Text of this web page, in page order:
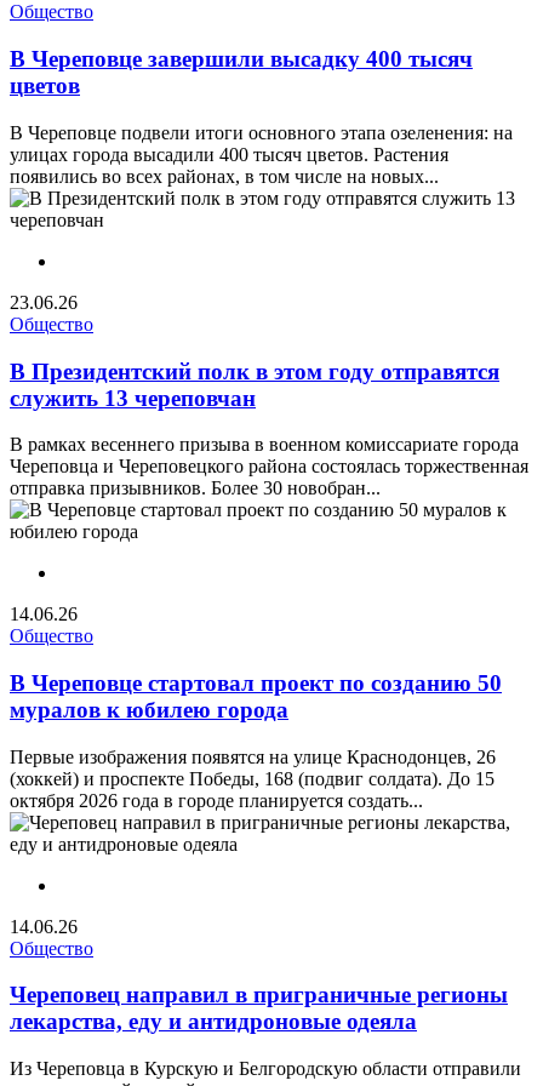
Общество
В Череповце завершили высадку 400 тысяч
цветов
В Череповце подвели итоги основного этапа озеленения: на
улицах города высадили 400 тысяч цветов. Растения
появились во всех районах, в том числе на новых...
23.06.26
Общество
В Президентский полк в этом году отправятся
служить 13 череповчан
В рамках весеннего призыва в военном комиссариате города
Череповца и Череповецкого района состоялась торжественная
отправка призывников. Более 30 новобран...
14.06.26
Общество
В Череповце стартовал проект по созданию 50
муралов к юбилею города
Первые изображения появятся на улице Краснодонцев, 26
(хоккей) и проспекте Победы, 168 (подвиг солдата). До 15
октября 2026 года в городе планируется создать...
14.06.26
Общество
Череповец направил в приграничные регионы
лекарства, еду и антидроновые одеяла
Из Череповца в Курскую и Белгородскую области отправили